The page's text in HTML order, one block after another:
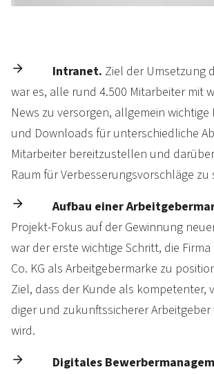
Intranet. Ziel der Um­setz­ung
war es, alle rund 4.500 Mit­arbeiter mit
News zu ver­sor­gen, all­gemein
und Down­loads für un­terschiedliche
Mit­ar­beiter bereit­zu­stellen und
Raum für Ver­besser­ungs­vor­schlä­ge zu
Aufbau einer
Projekt-Fokus auf der Ge­win­nung
war der erste wich­tige Sch­ritt, die Firma
Co. KG als Arbeit­geber­marke zu
Ziel, dass der Kunde als
diger und zu­kunfts­sicherer
wird.
Digitales